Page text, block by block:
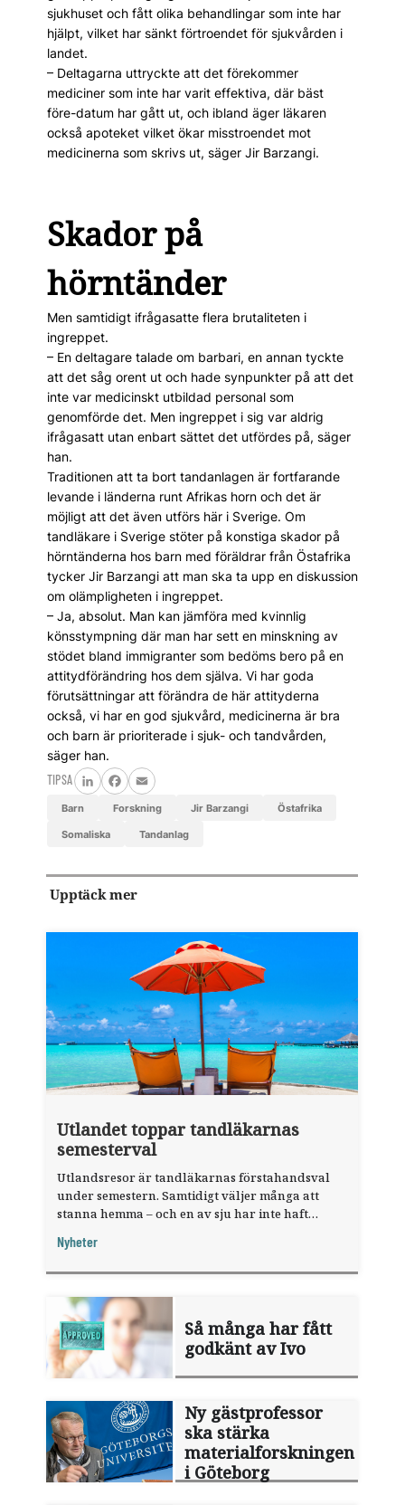
sjukhuset och fått olika behandlingar som inte har
hjälpt, vilket har sänkt förtroendet för sjukvården i
landet.
– Deltagarna uttryckte att det förekommer
mediciner som inte har varit effektiva, där bäst
före-datum har gått ut, och ibland äger läkaren
också apoteket vilket ökar misstroendet mot
medicinerna som skrivs ut, säger Jir Barzangi.
Skador på
hörntänder
Men samtidigt ifrågasatte flera brutaliteten i
ingreppet.
– En deltagare talade om barbari, en annan tyckte
att det såg orent ut och hade synpunkter på att det
inte var me­di­cinskt utbildad personal som
genomförde det. Men ingreppet i sig var aldrig
ifrågasatt utan enbart sättet det utfördes på, säger
han.
Traditionen att ta bort tandanlagen är fortfarande
levande i länderna runt Afrikas horn och det är
möjligt att det även utförs här i Sverige. Om
tandläkare i Sverige stöter på konstiga skador på
hörntänderna hos barn med föräldrar från Östafrika
tycker Jir Barzangi att man ska ta upp en diskussion
om olämpligheten i ingreppet.
– Ja, absolut. Man kan jämföra med kvinnlig
könsstympning där man har sett en minskning av
stödet bland immigranter som bedöms bero på en
attitydförändring hos dem själva. Vi har goda
förutsättningar att förändra de här attityderna
också, vi har en god sjukvård, medicinerna är bra
och barn är prioriterade i sjuk- och tandvården,
säger han.
TIPSA
LinkedInFacebook
Email
barn Forskning Jir Barzangi Östafrika
somaliska Tandanlag
Upptäck mer
Utlandet toppar tandläkarnas
semesterval
Utlandsresor är tandläkarnas förstahandsval
under semestern. Samtidigt väljer många att
stanna hemma – och en av sju har inte haft
fråga".
Nyheter
Så många har fått
godkänt av Ivo
Ny gästprofessor
ska stärka
materialforskningen
i Göteborg